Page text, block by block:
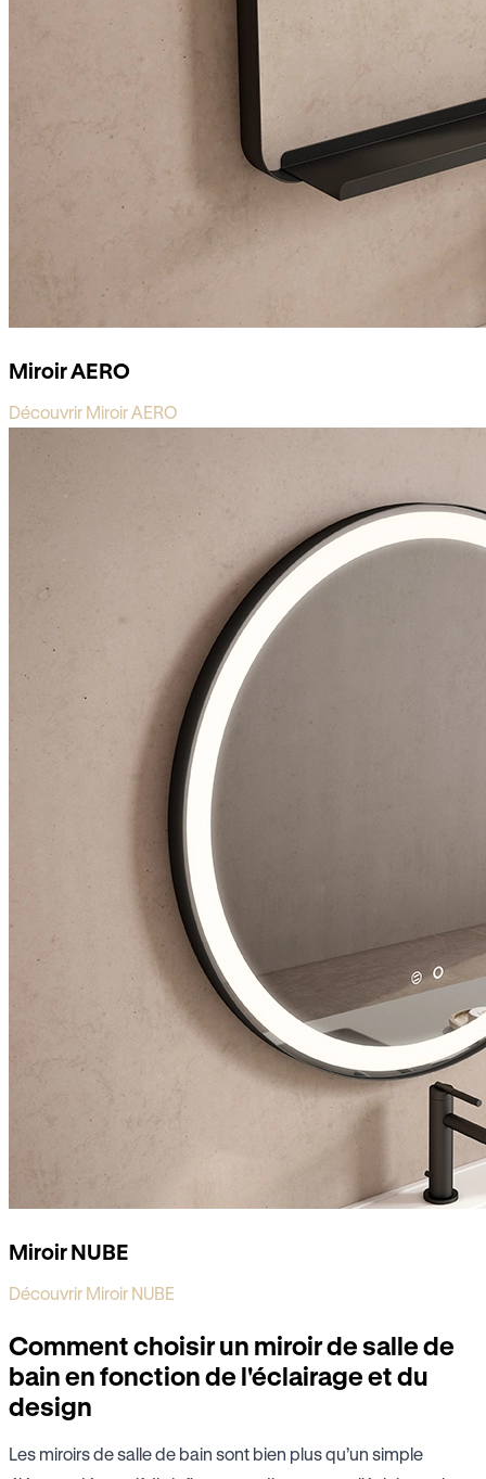
Miroir AERO
Découvrir Miroir AERO
Miroir NUBE
Découvrir Miroir NUBE
Comment choisir un miroir de salle de
bain en fonction de l'éclairage et du
design
Les miroirs de salle de bain sont bien plus qu’un simple